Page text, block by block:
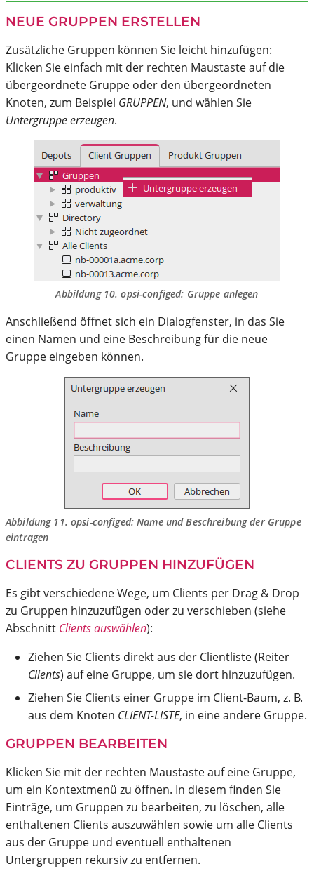
NEUE GRUPPEN ERSTELLEN
Zusätzliche Gruppen können Sie leicht hinzufügen:
Klicken Sie einfach mit der rechten Maustaste auf die
übergeordnete Gruppe oder den übergeordneten
Knoten, zum Beispiel GRUPPEN, und wählen Sie
Untergruppe erzeugen.
Abbildung 10.opsi-configed: Gruppe anlegen
Anschließend öffnet sich ein Dialogfenster, in das Sie
einen Namen und eine Beschreibung für die neue
Gruppe eingeben können.
Abbildung 11. opsi-configed: Name und Beschreibung der Gruppe
eintragen
CLIENTS ZU GRUPPEN HINZUFÜGEN
Es gibt verschiedene Wege, um Clients per Drag & Drop
zu Gruppen hinzuzufügen oder zu verschieben (siehe
Abschnitt Clients auswählen):
Ziehen Sie Clients direkt aus der Clientliste (Reiter
Clients) auf eine Gruppe, um sie dort hinzuzufügen.
Ziehen Sie Clients einer Gruppe im Client-Baum, z. B.
aus dem Knoten CLIENT-LISTE, in eine andere Gruppe.
GRUPPEN BEARBEITEN
Klicken Sie mit der rechten Maustaste auf eine Gruppe,
um ein Kontextmenü zu öffnen. In diesem finden Sie
Einträge, um Gruppen zu bearbeiten, zu löschen, alle
enthaltenen Clients auszuwählen sowie um alle Clients
aus der Gruppe und eventuell enthaltenen
Untergruppen rekursiv zu entfernen.